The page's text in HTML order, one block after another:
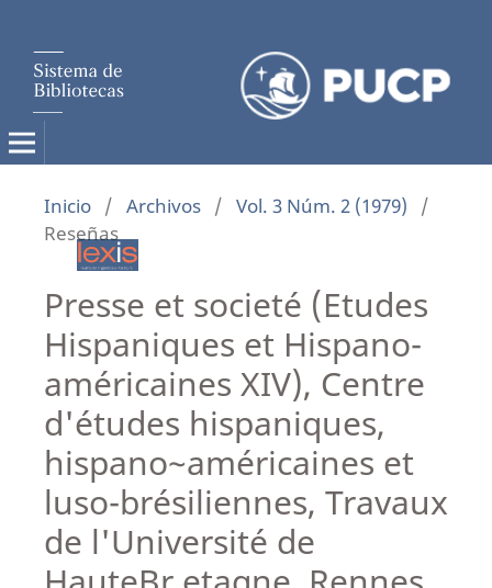
Inicio / Archivos / Vol. 3 Núm. 2 (1979)
/
Reseñas
Presse et societé (Etudes
Hispaniques et Hispano-
américaines XIV), Centre
d'études hispaniques,
hispano~américaines et
luso-brésiliennes, Travaux
de l'Université de